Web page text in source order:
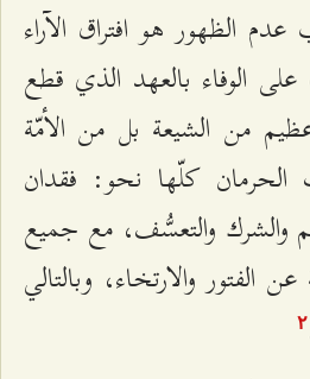
الظهور هو افتراق الآراء
الوفاء بالعهد الذي قطع
من الشيعة بل من الأمّة
كلّها نحو: فقدان
والشرك والتعسُّف، مع جميع
الفتور والارتخاء، وبالتالي
٢